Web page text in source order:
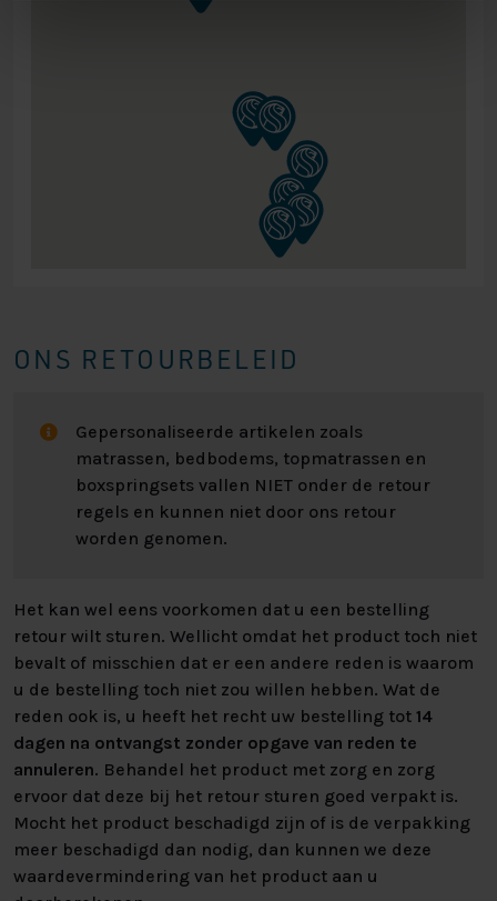
ONS RETOURBELEID
Gepersonaliseerde artikelen zoals
matrassen, bedbodems, topmatrassen en
boxspringsets vallen NIET onder de retour
regels en kunnen niet door ons retour
worden genomen.
Het kan wel eens voorkomen dat u een bestelling
retour wilt sturen. Wellicht omdat het product toch niet
bevalt of misschien dat er een andere reden is waarom
u de bestelling toch niet zou willen hebben. Wat de
reden ook is, u heeft het recht uw bestelling tot 14
dagen na ontvangst zonder opgave van reden te
annuleren. Behandel het product met zorg en zorg
ervoor dat deze bij het retour sturen goed verpakt is.
Mocht het product beschadigd zijn of is de verpakking
meer beschadigd dan nodig, dan kunnen we deze
waardevermindering van het product aan u